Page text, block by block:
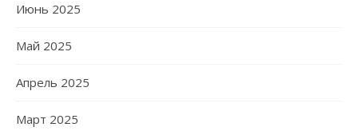
Июнь 2025
Май 2025
Апрель 2025
Март 2025